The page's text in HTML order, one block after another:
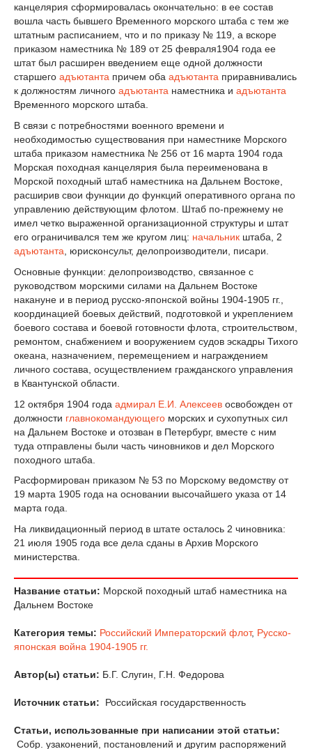
канцелярия сформировалась окончательно: в ее состав
вошла часть бывшего Временного морского штаба с тем же
штатным расписанием, что и по приказу № 119, а вскоре
приказом наместника № 189 от 25 февраля1904 года ее
штат был расширен введением еще одной должности
старшего адъютанта причем оба адъютанта приравнивались
к должностям личного адъютанта наместника и адъютанта
Временного морского штаба.
В связи с потребностями военного времени и
необходимостью существования при наместнике Морского
штаба приказом наместника № 256 от 16 марта 1904 года
Морская походная канцелярия была переименована в
Морской походный штаб наместника на Дальнем Востоке,
расширив свои функции до функций оперативного органа по
управлению действующим флотом. Штаб по-прежнему не
имел четко выраженной организационной структуры и штат
его ограничивался тем же кругом лиц: начальник штаба, 2
адъютанта , юрисконсульт, делопроизводители, писари.
Основные функции: делопроизводство, связанное с
руководством морскими силами на Дальнем Востоке
накануне и в период русско-японской войны 1904-1905 гг.,
координацией боевых действий, подготовкой и укреплением
боевого состава и боевой готовности флота, строительством,
ремонтом, снабжением и вооружением судов эскадры Тихого
океана, назначением, перемещением и награждением
личного состава, осуществлением гражданского управления
в Квантунской области.
12 октября 1904 года адмирал Е.И. Алексеев освобожден от
должности главнокомандующего морских и сухопутных сил
на Дальнем Востоке и отозван в Петербург, вместе с ним
туда отправлены были часть чиновников и дел Морского
походного штаба.
Расформирован приказом № 53 по Морскому ведомству от
19 марта 1905 года на основании высочайшего указа от 14
марта года.
На ликвидационный период в штате осталось 2 чиновника:
21 июля 1905 года все дела сданы в Архив Морского
министерства.
Название статьи: Морской походный штаб наместника на
Дальнем Востоке
Категория темы: Российский Императорский флот, Русско-
японская война 1904-1905 гг.
Автор(ы) статьи: Б.Г. Слугин, Г.Н. Федорова
Источник статьи: Российская государственность
Статьи, использованные при написании этой статьи:
Собр. узаконений, постановлений и другим распоряжений